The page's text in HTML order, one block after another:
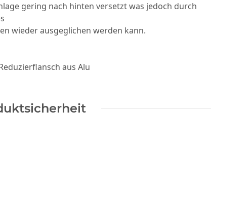
gering nach hinten versetzt was jedoch durch
wieder ausgeglichen werden kann.
aus Alu